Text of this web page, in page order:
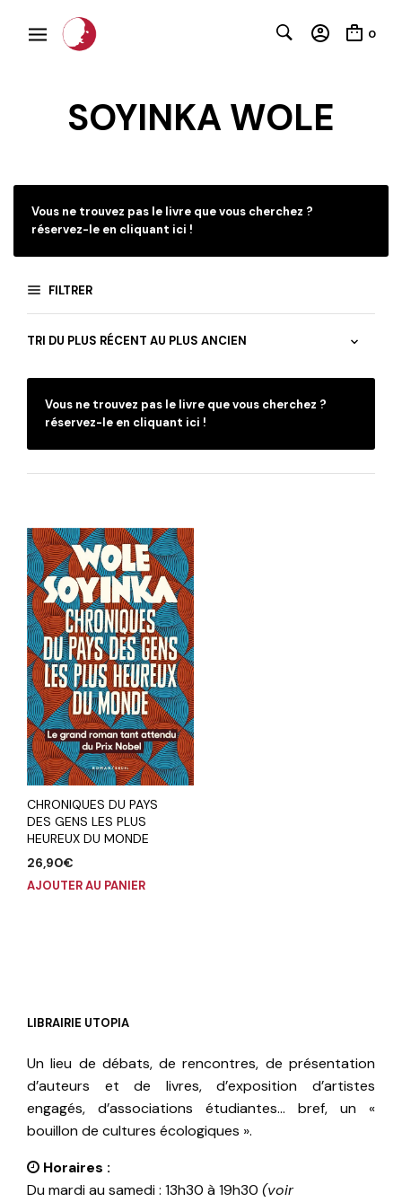
0
SOYINKA WOLE
Vous ne trouvez pas le livre que vous cherchez ?
réservez-le en cliquant ici !
FILTRER
Vous ne trouvez pas le livre que vous cherchez ?
réservez-le en cliquant ici !
CHRONIQUES DU PAYS
DES GENS LES PLUS
HEUREUX DU MONDE
26,90€
AJOUTER AU PANIER
LIBRAIRIE UTOPIA
Un lieu de débats, de rencontres, de présentation
d’auteurs et de livres, d’exposition d’artistes
engagés, d’associations étudiantes… bref, un «
bouillon de cultures écologiques ».
Horaires :
Du mardi au samedi : 13h30 à 19h30 (voir